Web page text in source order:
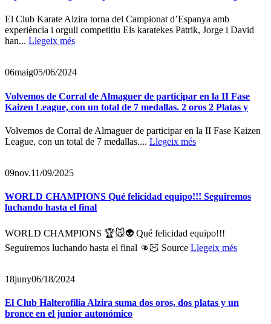
El Club Karate Alzira torna del Campionat d’Espanya amb
experiència i orgull competitiu Els karatekes Patrik, Jorge i David
han... Llegeix més
06maig05/06/2024
Volvemos de Corral de Almaguer de participar en la II Fase
Kaizen League, con un total de 7 medallas. 2 oros 2 Platas y
Volvemos de Corral de Almaguer de participar en la II Fase Kaizen
League, con un total de 7 medallas.... Llegeix més
09nov.11/09/2025
WORLD CHAMPIONS Qué felicidad equipo!!! Seguiremos
luchando hasta el final
WORLD CHAMPIONS 🏆🐭👽 Qué felicidad equipo!!!
Seguiremos luchando hasta el final 👊🏻 Source Llegeix més
18juny06/18/2024
El Club Halterofilia Alzira suma dos oros, dos platas y un
bronce en el junior autonómico